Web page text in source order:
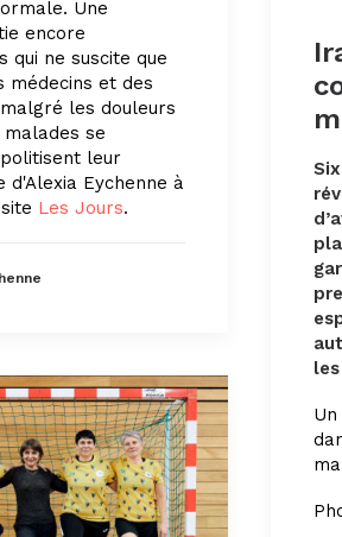
Une
encore
qui ne suscite que
médecins et des
les douleurs
se
leur
d'Alexia Eychenne à
Les Jours.